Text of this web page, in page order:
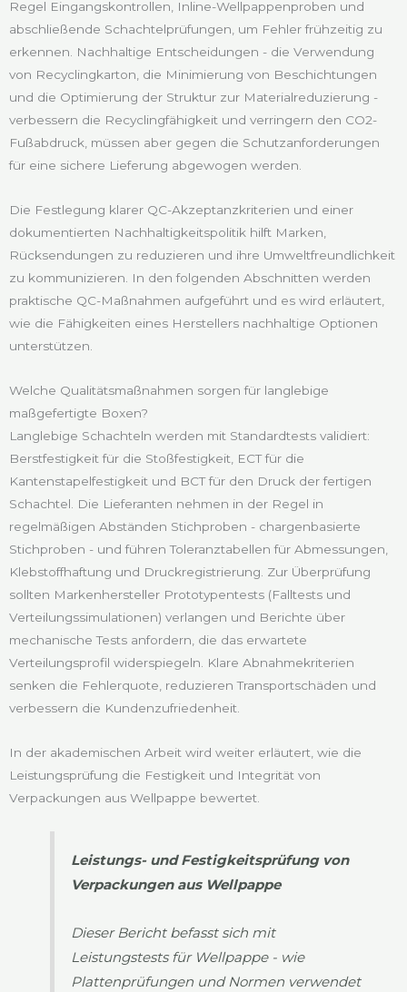
Regel Eingangskontrollen, Inline-Wellpappenproben und
abschließende Schachtelprüfungen, um Fehler frühzeitig zu
erkennen. Nachhaltige Entscheidungen - die Verwendung
von Recyclingkarton, die Minimierung von Beschichtungen
und die Optimierung der Struktur zur Materialreduzierung -
verbessern die Recyclingfähigkeit und verringern den CO2-
Fußabdruck, müssen aber gegen die Schutzanforderungen
für eine sichere Lieferung abgewogen werden.
Die Festlegung klarer QC-Akzeptanzkriterien und einer
dokumentierten Nachhaltigkeitspolitik hilft Marken,
Rücksendungen zu reduzieren und ihre Umweltfreundlichkeit
zu kommunizieren. In den folgenden Abschnitten werden
praktische QC-Maßnahmen aufgeführt und es wird erläutert,
wie die Fähigkeiten eines Herstellers nachhaltige Optionen
unterstützen.
Welche Qualitätsmaßnahmen sorgen für langlebige
maßgefertigte Boxen?
Langlebige Schachteln werden mit Standardtests validiert:
Berstfestigkeit für die Stoßfestigkeit, ECT für die
Kantenstapelfestigkeit und BCT für den Druck der fertigen
Schachtel. Die Lieferanten nehmen in der Regel in
regelmäßigen Abständen Stichproben - chargenbasierte
Stichproben - und führen Toleranztabellen für Abmessungen,
Klebstoffhaftung und Druckregistrierung. Zur Überprüfung
sollten Markenhersteller Prototypentests (Falltests und
Verteilungssimulationen) verlangen und Berichte über
mechanische Tests anfordern, die das erwartete
Verteilungsprofil widerspiegeln. Klare Abnahmekriterien
senken die Fehlerquote, reduzieren Transportschäden und
verbessern die Kundenzufriedenheit.
In der akademischen Arbeit wird weiter erläutert, wie die
Leistungsprüfung die Festigkeit und Integrität von
Verpackungen aus Wellpappe bewertet.
Leistungs- und Festigkeitsprüfung von
Verpackungen aus Wellpappe
Dieser Bericht befasst sich mit
Leistungstests für Wellpappe - wie
Plattenprüfungen und Normen verwendet